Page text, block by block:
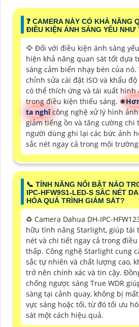
️❓ CAMERA NÀY CÓ KHẢ NĂNG
ĐIỀU KIỆN ÁNH SÁNG YẾU NHƯ
🦅 Đối với điều kiện ánh sáng
hiện khả năng quan sát tốt dựa
sáng cảm biến nhạy bén của nó.
chỉnh sửa cài đặt ISO và khẩu
có thể thích ứng và tái xuất hình
trong điều kiện thiếu sáng. ✺
ta nghĩcông nghệ xử lý hình
giảm tiếng ồn và tăng cường chi
người dùng ghi lại các bức ảnh
sắc nét ngay cả trong môi
📞 TÍNH NĂNG NỔI BẬT NÀO
IPC-HFW9S1-LED-S SẮC NÉT
HÓA QUÁ TRÌNH GIÁM SÁT?
♻️ Camera Dahua DH-IPC-
hữu tính năng Starlight, giúp tái
nét và chi tiết ngay cả trong
thấp. Công nghệ Starlight cung
sắc tự nhiên và chất lượng cao,
trở nên chính xác và tin cậy.
chống ngược sáng True WDR
sáng tại cảnh quay, không bị
vực sáng hoặc tối, từ đó tối ưu
sát một cách hiệu quả.